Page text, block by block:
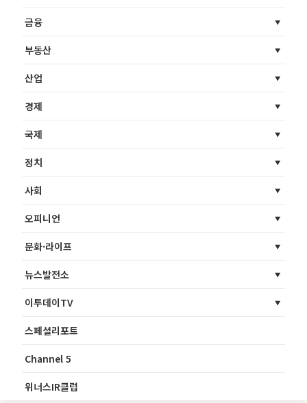
금융
부동산
산업
경제
국제
정치
사회
오피니언
문화·라이프
뉴스발전소
이투데이TV
스페셜리포트
Channel 5
위너스IR클럽